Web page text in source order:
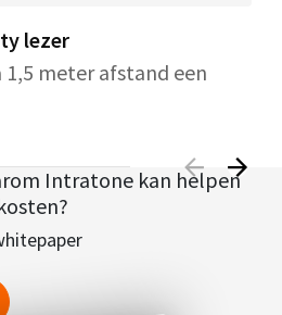
lezer
1,5 meter afstand een
Intratone kan helpen